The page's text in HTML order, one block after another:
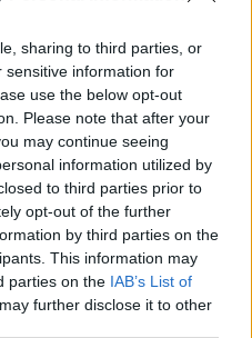
sharing to third parties, or
sensitive information for
use the below opt-out
Please note that after your
may continue seeing
information utilized by
to third parties prior to
opt-out of the further
by third parties on the
This information may
parties on the IAB’s List of
further disclose it to other
2002